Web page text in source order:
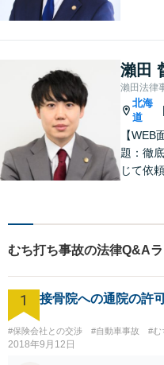
す】ス
早い釈
交通事
多数
瀨田
瀨田法律
北海
道
【WEB
題：徹
じて依
ます！
日・夜
談可】
むち打ち事故の法律Q&A
1 接骨院への通院の許
#保険会社との交渉 #自動車事故 #む
2018年9月12日